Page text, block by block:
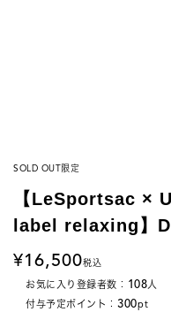
SOLD OUT限定
【LeSportsac ×
label relaxing】
16,500税込
お気に入り登録者数： 108人
付与予定ポイント： 300pt